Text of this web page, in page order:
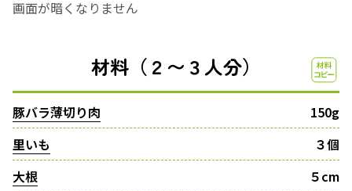
画面が暗くなりません
材料（２〜３人分）
豚バラ薄切り肉
150g
里いも
３個
大根
５cm